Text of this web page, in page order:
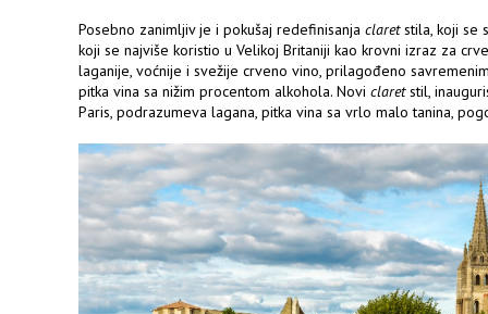
Posebno zanimljiv je i pokušaj redefinisanja claretstila, koji se
koji se najviše koristio u Velikoj Britaniji kao krovni izraz za
laganije, voćnije i svežije crveno vino, prilagođeno
pitka vina sa nižim procentom alkohola. Novi claretstil,
Paris, podrazumeva lagana, pitka vina sa vrlo malo tanina,